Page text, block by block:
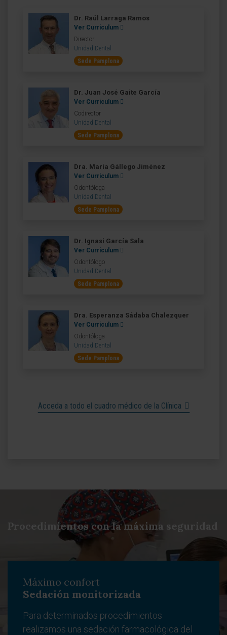
Dr. Raúl Larraga Ramos
Ver Curriculum
Director
Unidad Dental
Sede Pamplona
Dr. Juan José Gaite García
Ver Curriculum
Codirector
Unidad Dental
Sede Pamplona
Dra. María Gállego Jiménez
Ver Curriculum
Odontóloga
Unidad Dental
Sede Pamplona
Dr. Ignasi García Sala
Ver Curriculum
Odontólogo
Unidad Dental
Sede Pamplona
Dra. Esperanza Sádaba Chalezquer
Ver Curriculum
Odontóloga
Unidad Dental
Sede Pamplona
Acceda a todo el cuadro médico de la Clínica
Procedimientos con la máxima seguridad
Máximo confort
Sedación monitorizada
Para determinados procedimientos
realizamos una sedación farmacológica del